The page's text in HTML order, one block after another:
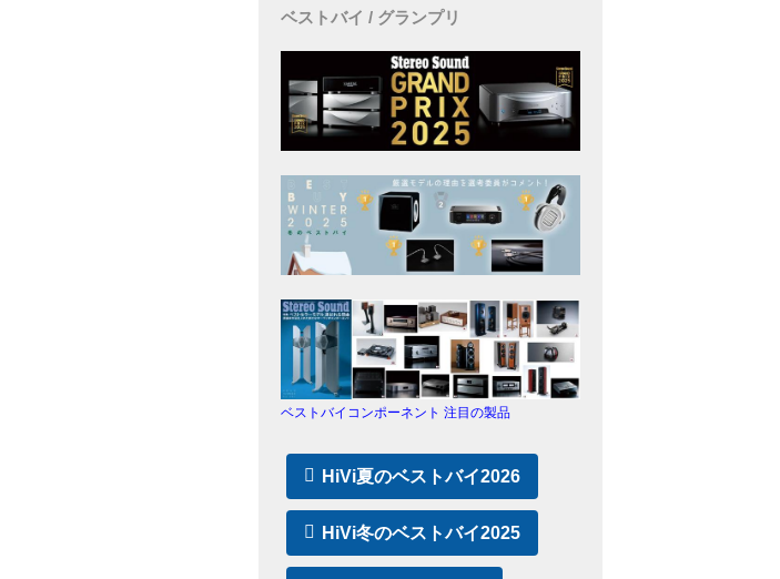
ベストバイ / グランプリ
ベストバイコンポーネント 注目の製品
HiVi夏のベストバイ2026
HiVi冬のベストバイ2025